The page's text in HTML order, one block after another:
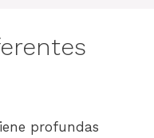
profundas